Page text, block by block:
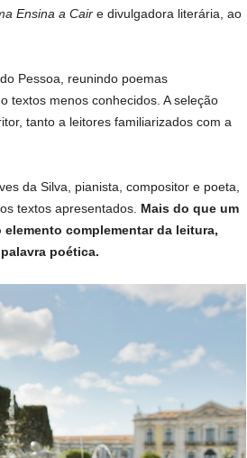
Ensina a Caire divulgadora literária, ao
Pessoa, reunindo poemas
textos menos conhecidos. A seleção
tanto a leitores familiarizados com a
da Silva, pianista, compositor e poeta,
textos apresentados. Mais do que um
complementar da leitura,
poética.